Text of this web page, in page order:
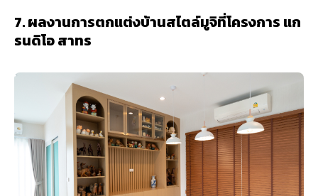
7. ผลงานการตกแต่งบ้านสไตล์มูจิที่โครงการ แก
รนดิโอ สาทร